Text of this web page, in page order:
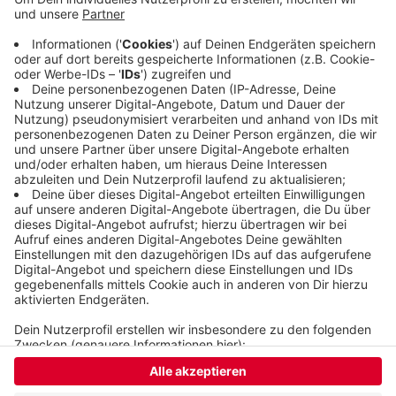
um 18:30 Uhr in der Halle an der Kanalstraße in
Solingen.
Die BHC-Männer haben an diesem Wochenende
spielfrei.
Veröffentlicht:Samstag, 09.11.2024 08:59
Anzeige